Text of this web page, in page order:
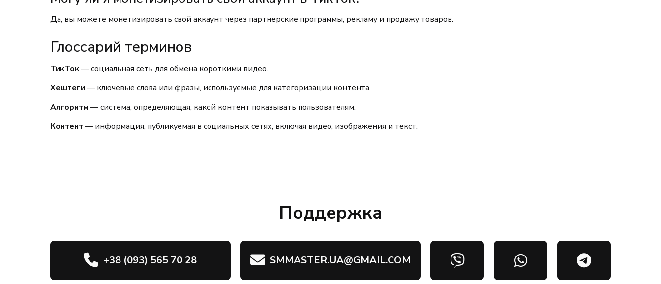
Да, вы можете монетизировать свой аккаунт через партнерские программы, рекламу и продажу товаров.
Глоссарий терминов
ТикТок— социальная сеть для обмена короткими видео.
Хештеги — ключевые слова или фразы, используемые для категоризации контента.
Алгоритм — система, определяющая, какой контент показывать пользователям.
Контент — информация, публикуемая в социальных сетях, включая видео, изображения и текст.
Поддержка
+38 (093) 565 70 28 SMMASTER.UA@GMAIL.COM